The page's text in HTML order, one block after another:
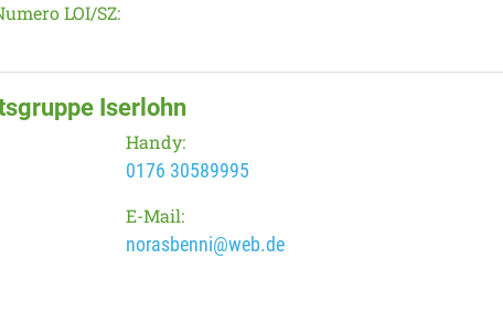
LOI/SZ:
Iserlohn
Handy:
0176 30589995
E-Mail:
norasbenni@web.de